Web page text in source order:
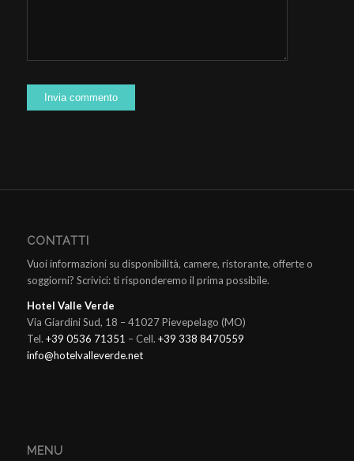
CONTATTI
Vuoi informazioni su disponibilità, camere, ristorante, offerte o
soggiorni? Scrivici: ti risponderemo il prima possibile.
Hotel Valle Verde
Via Giardini Sud, 18 – 41027 Pievepelago (MO)
Tel. +39 0536 71351 – Cell. +39 338 8470559
info@hotelvalleverde.net
MENU